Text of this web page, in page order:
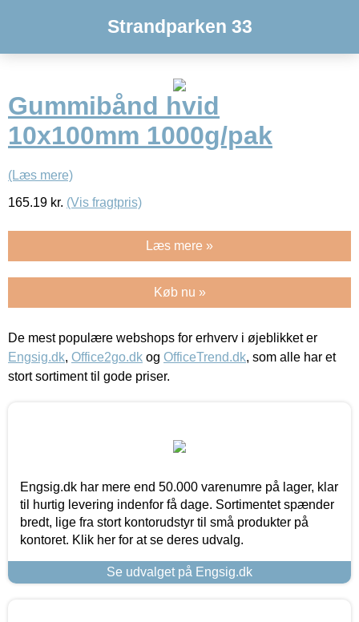
Strandparken 33
Gummibånd hvid
10x100mm 1000g/pak
(Læs mere)
165.19 kr. (Vis fragtpris)
Læs mere »
Køb nu »
De mest populære webshops for erhverv i øjeblikket er
Engsig.dk, Office2go.dk og OfficeTrend.dk, som alle har et
stort sortiment til gode priser.
Engsig.dk har mere end 50.000 varenumre på lager, klar
til hurtig levering indenfor få dage. Sortimentet spænder
bredt, lige fra stort kontorudstyr til små produkter på
kontoret. Klik her for at se deres udvalg.
Se udvalget på Engsig.dk